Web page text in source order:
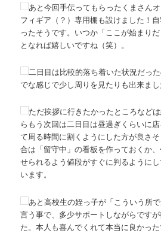
あと今回手伝ってもらったくまさん
フィギア（？）専用棚も設けました！
ったそうです。いつか「ここが始まり
となれば嬉しいですね（笑）。
二日目は比較的落ち着いた状況だっ
でな感じで少し周りを見たりも出来まし
ただ挨拶に行きたかったところなど
らもう次回は二日目は昼過ぎくらいに
て周る時間に割くようにした方が良さ
合は「留守中」の看板を作っておくか
せられるよう値段がすぐに判るように
います。
あと高校生の姪っ子が「こういう所
言う事で、多少サポートしながらです
た。本人も喜んでくれて本当に良かった